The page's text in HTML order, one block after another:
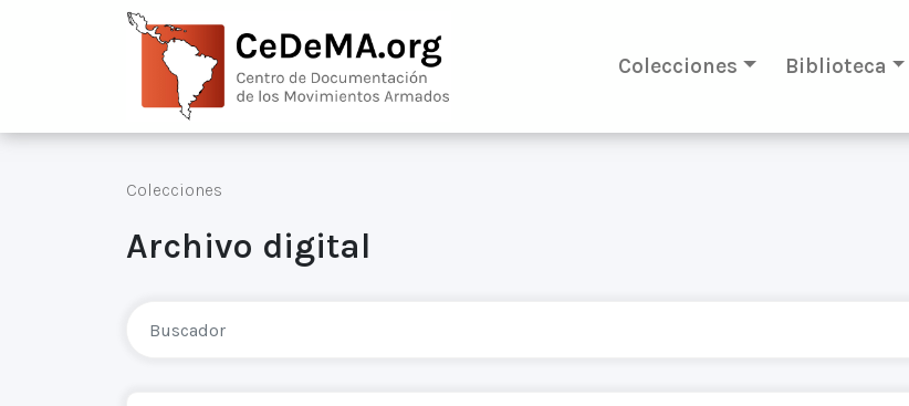
Colecciones Biblioteca
Colecciones
Archivo digital